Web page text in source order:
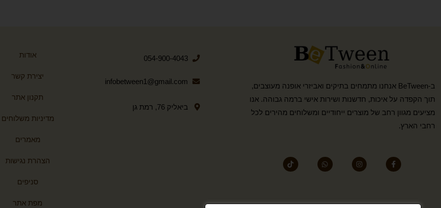
ב-BeTween אנחנו מתמחים בתיקים ואביזרי אופנה מעוצבים,
תוך הקפדה על איכות, חדשנות ושירות אישי ברמה גבוהה. אנו
מציעים מגוון רחב של מוצרים ייחודיים ומשלוחים מהירים לכל
רחבי הארץ.
054-900-4043
infobetween1@gmail.com
ביאליק 76, רמת גן
אודות
יצירת קשר
תקנון אתר
מדיניות משלוחים
מאמרים
הצהרת נגישות
סניפים
מפת אתר